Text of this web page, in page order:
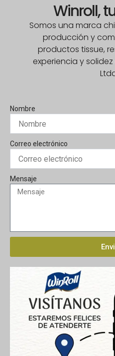
Winroll,
Somos una marca
producción y
productos tissue,
experiencia y
Nombre
Correo electrónico
Mensaje